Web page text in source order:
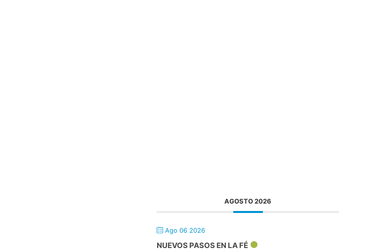
AGOSTO 2026
Ago 06 2026
NUEVOS PASOS EN LA FÉ